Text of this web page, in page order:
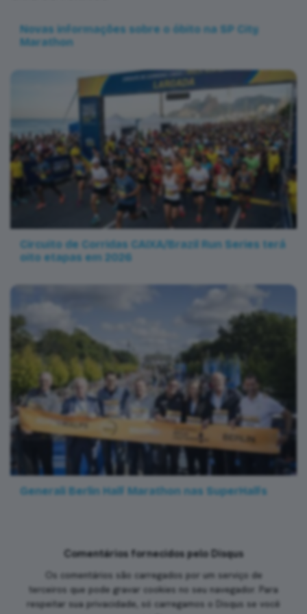
Novas informações sobre o óbito na SP City
Marathon
Circuito de Corridas CAIXA/Brazil Run Series terá
oito etapas em 2026
Generali Berlin Half Marathon nas SuperHalfs
Comentários fornecidos pelo Disqus
Os comentários são carregados por um serviço de
terceiros que pode gravar cookies no seu navegador. Para
respeitar sua privacidade, só carregamos o Disqus se você